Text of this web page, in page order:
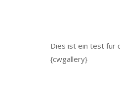
Dies ist ein test für
{cwgallery}